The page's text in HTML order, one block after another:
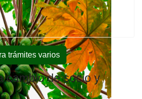
trámites varios
cambio de socio y